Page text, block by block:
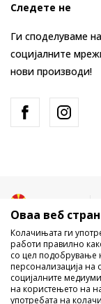
Следете не
Ги споделуваме
социјалните
нови производи!
Оваа веб
Колачињата ги
работи правилно
со цел подобрување
персонализација на
социјалните
на користењето на
употребата на